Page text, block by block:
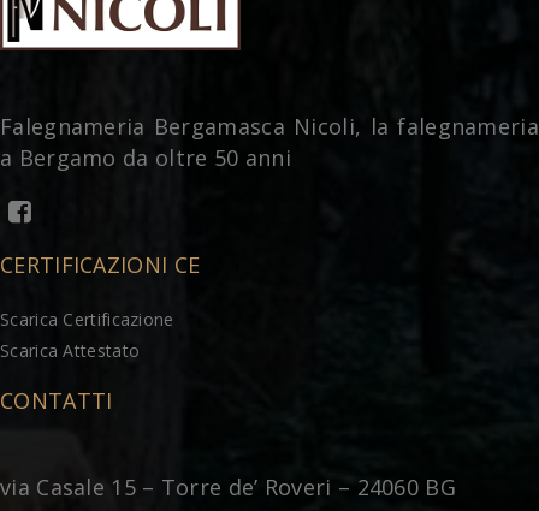
Falegnameria Bergamasca Nicoli, la falegnameria
a Bergamo da oltre 50 anni
CERTIFICAZIONI CE
Scarica Certificazione
Scarica Attestato
CONTATTI
via Casale 15 – Torre de’ Roveri – 24060 BG